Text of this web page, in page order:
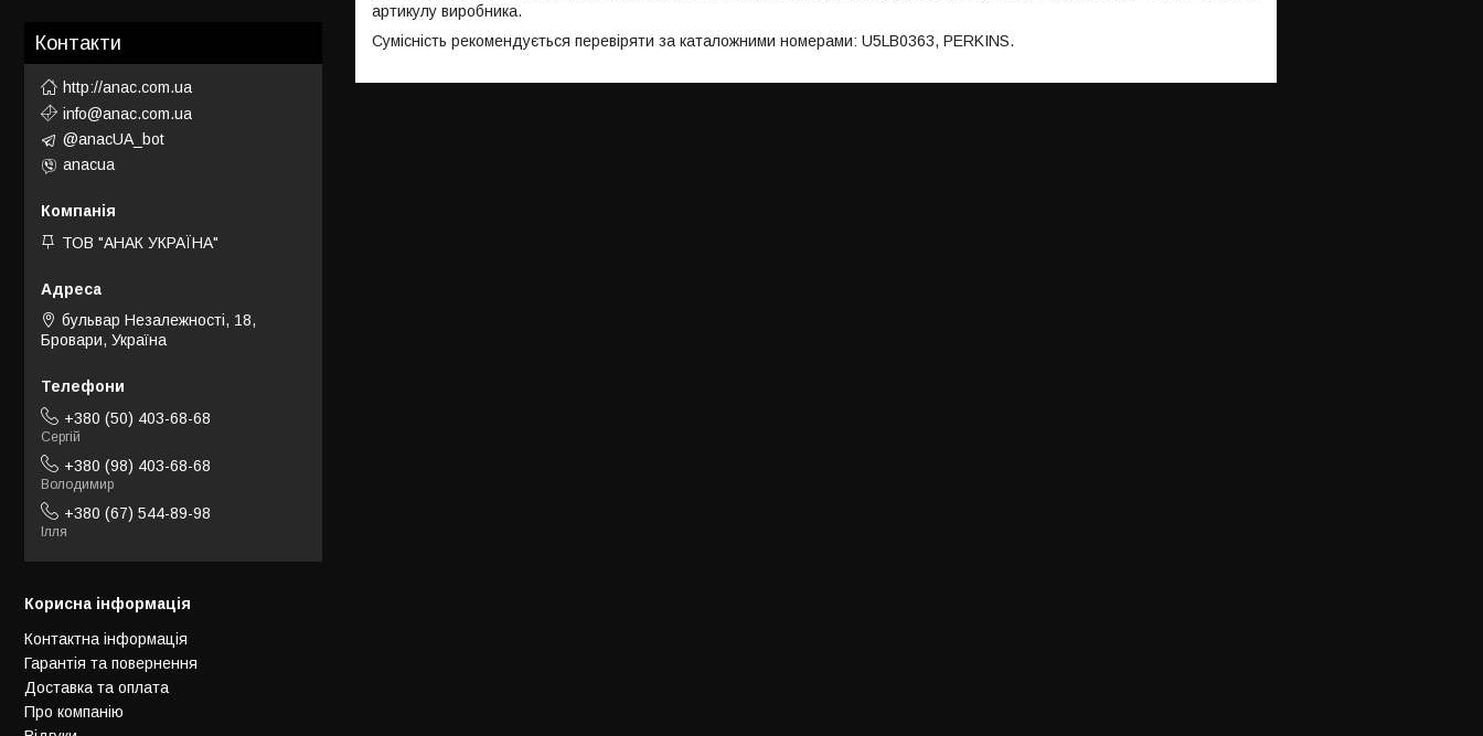
артикулу виробника.
Сумісність рекомендується перевіряти за каталожними номерами: U5LB0363, PERKINS.
Контакти
http://anac.com.ua
info@anac.com.ua
@anacUA_bot
anacua
ТОВ "АНАК УКРАЇНА"
бульвар Незалежності, 18,
Бровари, Україна
+380 (50) 403-68-68
Сергій
+380 (98) 403-68-68
Володимир
+380 (67) 544-89-98
Ілля
Корисна інформація
Контактна інформація
Гарантія та повернення
Доставка та оплата
Про компанію